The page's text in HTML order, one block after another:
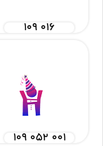
۱۰۹ ۰۱۶
۱۰۹ ۰۵۲ ۰۰۱